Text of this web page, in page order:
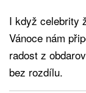
I když celebrity
Vánoce nám
radost z
bez rozdílu.